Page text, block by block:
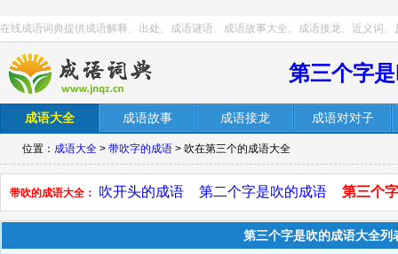
在线成语词典提供成语解释、出处、成语谜语、成语故事大全、成语接龙、近义词、
第三个字
成语大全 成语故事 成语接龙 成语对对子
位置： 成语大全 > 带吹字的成语 > 吹在第三个的成语大全
带吹的成语大全： 吹开头的成语 第二个字是吹的成语 第三个
第三个字是吹的成语大全列